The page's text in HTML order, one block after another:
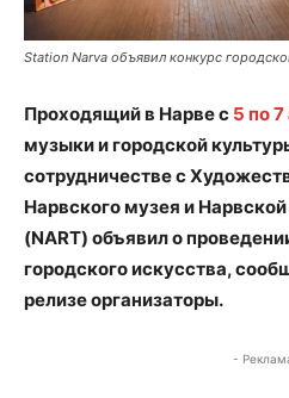
Station Narva объявил конкурс
Проходящий в Нарве с 5 по 7
музыки и городской
сотрудничестве с
Нарвского музея и
(NART) объявил о
городского искусства,
релизе организаторы.
-